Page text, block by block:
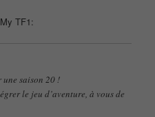
TF1:
saison 20 !
le jeu d’aventure, à vous de